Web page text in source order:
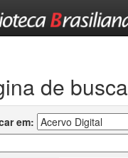
de busca
em: